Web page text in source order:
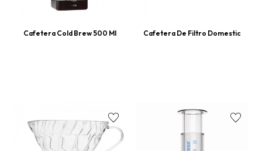
Cafetera Cold Brew 500 Ml Cafetera De Filtro Domestic